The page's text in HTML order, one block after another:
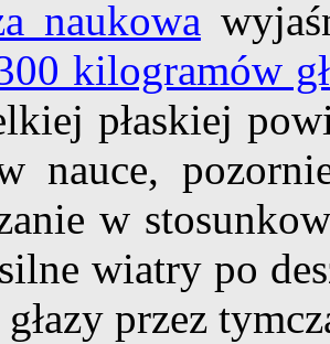
naukowa
kilogramów
płaskiej
nauce,
w
wiatry po
przez